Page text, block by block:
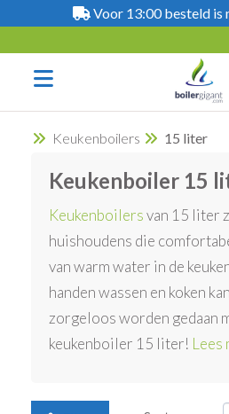
Voor 13:00 besteld is
Keukenboilers 15 liter
Keukenboiler 15
Keukenboilersvan 15 liter
huishoudens die
van warm water in de
handen wassen en koken
zorgeloos worden gedaan
keukenboiler 15 liter! Lees